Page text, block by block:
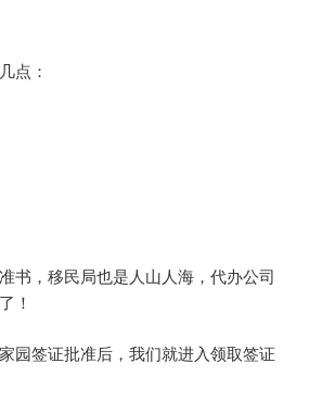
点：
书，移民局也是人山人海，代办公司
！
园签证批准后，我们就进入领取签证